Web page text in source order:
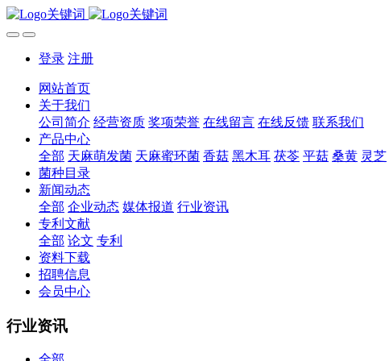
登录 注册
网站首页
关于我们
公司简介 经营资质 奖项荣誉 在线留言 在线反馈 联系我们
产品中心
全部 天麻萌发菌 天麻蜜环菌 香菇 黑木耳 茯苓 平菇 桑黄 灵芝
菌种目录
新闻动态
全部 企业动态 媒体报道 行业资讯
专利文献
全部 论文 专利
资料下载
招聘信息
会员中心
行业资讯